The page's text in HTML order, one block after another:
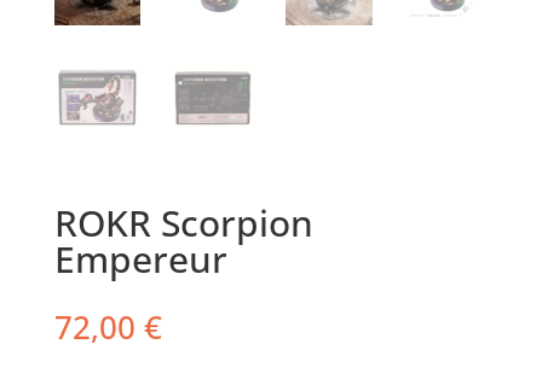
ROKR Scorpion
Empereur
72,00 €